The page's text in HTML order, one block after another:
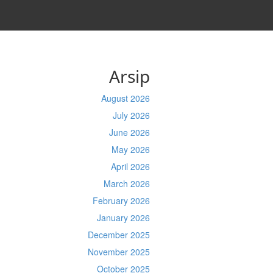
Arsip
August 2026
July 2026
June 2026
May 2026
April 2026
March 2026
February 2026
January 2026
December 2025
November 2025
October 2025